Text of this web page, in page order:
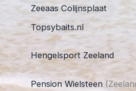
Zeeaas Colijnsplaat
Topsybaits.nl
Hengelsport Zeeland
Pension Wielsteen